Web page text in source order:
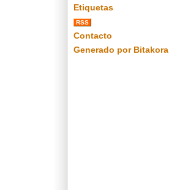
Etiquetas
RSS
Contacto
Generado por Bitakora